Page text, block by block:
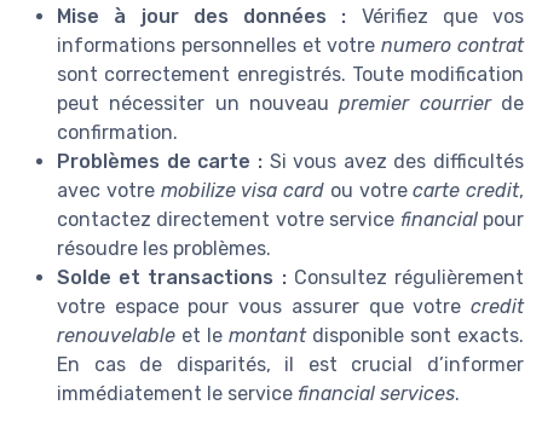
Mise à jour des données : Vérifiez que vos
informations personnelles et votrenumero contrat
sont correctement enregistrés. Toute modification
peut nécessiter un nouveaupremier courrierde
confirmation.
Problèmes de carte :Si vous avez des difficultés
avec votre mobilize visa card ou votrecarte credit,
contactez directement votre service financialpour
résoudre les problèmes.
Solde et transactions :Consultez régulièrement
votre espace pour vous assurer que votre credit
renouvelable et le montantdisponible sont exacts.
En cas de disparités, il est crucial d’informer
immédiatement le service financial services.